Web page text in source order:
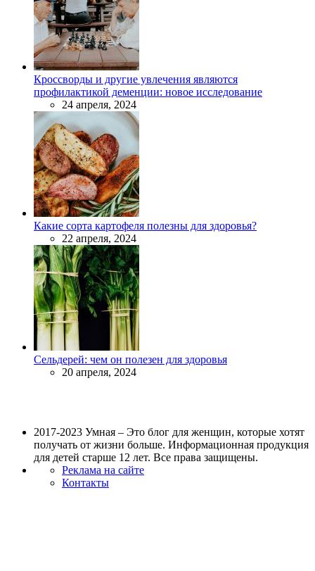
Кроссворды и другие увлечения являются
профилактикой деменции: новое исследование
24 апреля, 2024
Какие сорта картофеля полезны для здоровья?
22 апреля, 2024
Сельдерей: чем он полезен для здоровья
20 апреля, 2024
2017-2023 Умная – Это блог для женщин, которые хотят
получать от жизни больше. Информационная продукция
для детей старше 12 лет. Все права защищены.
Реклама на сайте
Контакты